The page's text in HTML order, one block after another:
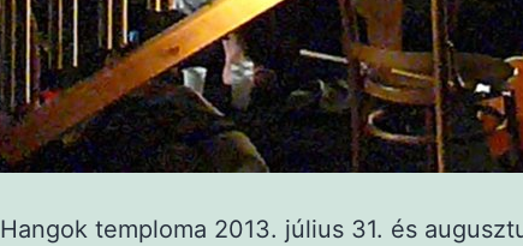
Hangok temploma 2013. július 31. és